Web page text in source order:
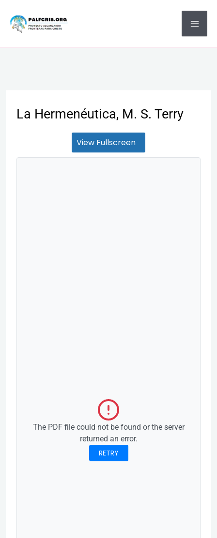
La Hermenéutica, M. S. Terry
View Fullscreen
The PDF file could not be found or the server
returned an error.
RETRY